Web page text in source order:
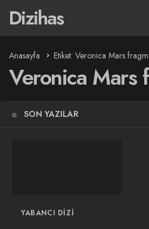
Dizihas
Anasayfa Etiket: Veronica Mars
Veronica Mars
SON YAZILAR
YABANCI DIZI